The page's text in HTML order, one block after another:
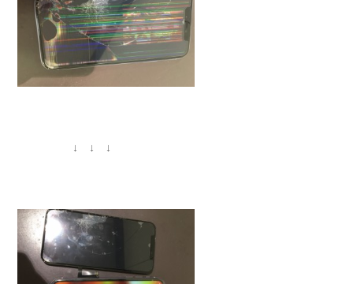
↓ ↓ ↓